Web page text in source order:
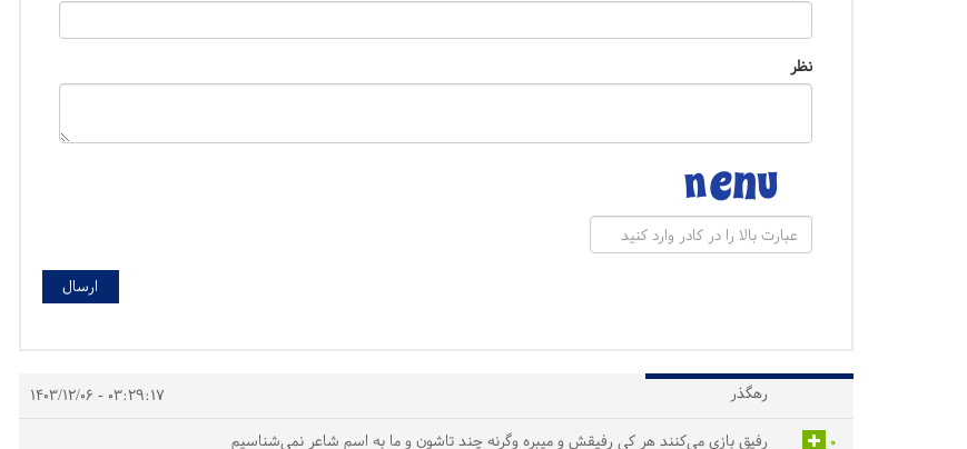
نظر
رهگذر 03:29:17 - 1403/12/06
0
رفیق بازی می‌کنند هر کی رفیقش و میبره وگرنه چند تاشون و ما به اسم شاعر نمی‌شناسیم